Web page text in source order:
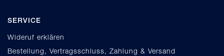
SERVICE
Wideruf erklären
Bestellung, Vertragsschluss, Zahlung & Versand